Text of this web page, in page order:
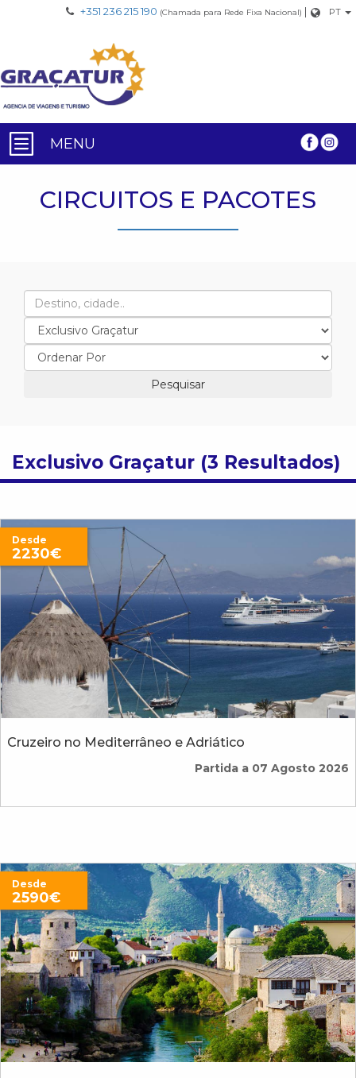
+351 236 215 190 (Chamada para Rede Fixa Nacional) | PT
MENU
CIRCUITOS E PACOTES
Exclusivo Graçatur (3 Resultados)
Cruzeiro no Mediterrâneo e Adriático
Desde
2230€
Partida a 07 Agosto 2026
Desde
2590€